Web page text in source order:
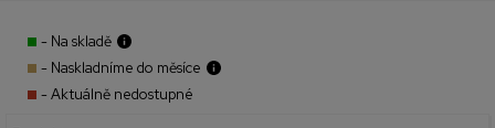
- Na skladě
- Naskladníme do měsíce
- Aktuálně nedostupné